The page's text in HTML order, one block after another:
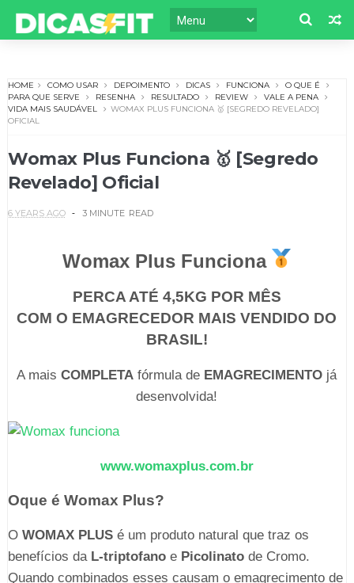
HOME COMO USAR DEPOIMENTO DICAS FUNCIONA
O QUE É
PARA QUE SERVE
RESENHA RESULTADO REVIEW
VALE A PENA
VIDA MAIS SAUDÁVEL
WOMAX PLUS FUNCIONA 🥇 [SEGREDO REVELADO]
OFICIAL
Womax Plus Funciona 🥇 [Segredo
Revelado] Oficial
6 YEARS AGO 3 MINUTE READ
Womax Plus Funciona
PERCA ATÉ 4,5KG POR MÊS
COM O EMAGRECEDOR MAIS VENDIDO DO
BRASIL!
A maisCOMPLETA fórmula de EMAGRECIMENTO já
desenvolvida!
www.womaxplus.com.br
Oque é Womax Plus?
O WOMAX PLUSé um produto natural que traz os
benefícios da L-triptofanoe Picolinatode Cromo.
Quando combinados esses causam o emagrecimento de